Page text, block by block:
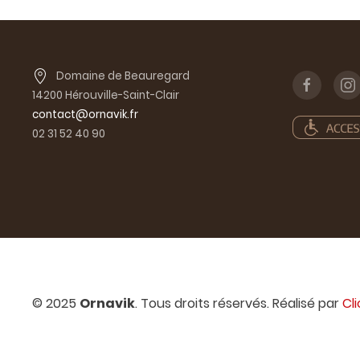
Domaine de Beauregard
14200 Hérouville-Saint-Clair
contact@ornavik.fr
02 31 52 40 90
© 2025 Ornavik. Tous droits réservés. Réalisé par